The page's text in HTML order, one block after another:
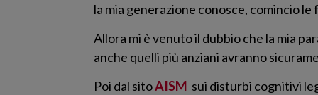
la mia generazione conosce, comincio
Allora mi è venuto il dubbio che la mia
anche quelli più anziani avranno
Poi dal sitoAISM sui disturbi cognitivi